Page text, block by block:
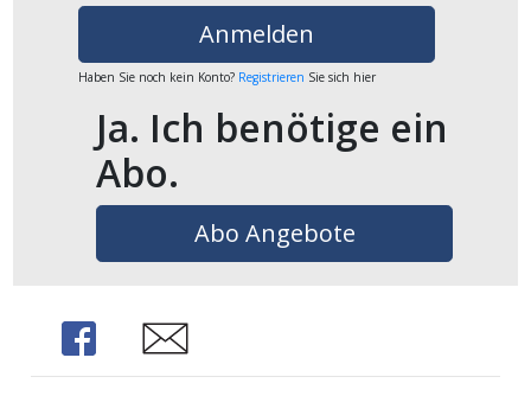
Anmelden
Haben Sie noch kein Konto? Registrieren Sie sich hier
Ja. Ich benötige ein
Abo.
Abo Angebote
Share Share